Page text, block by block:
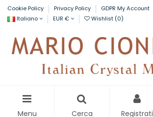
Cookie Policy Privacy Policy
GDPR My Account
Italiano
EUR € Wishlist (0)
Menu Cerca Registrati